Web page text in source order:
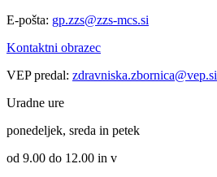
E-pošta: gp.zzs@zzs-mcs.si
Kontaktni obrazec
VEP predal: zdravniska.zbornica@vep.si
Uradne ure
ponedeljek, sreda in petek
od 9.00 do 12.00 in v